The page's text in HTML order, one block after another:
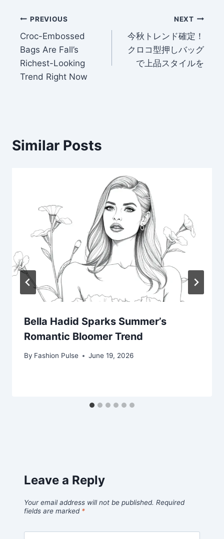
Post
navigation
PREVIOUS
Croc-Embossed
Bags Are Fall’s
Richest-Looking
Trend Right Now
NEXT
今秋トレンド確定！
クロコ型押しバッグ
で上品スタイルを
Similar Posts
Bella Hadid Sparks Summer’s
Romantic Bloomer Trend
By Fashion Pulse June 19, 2026
Leave a Reply
Your email address will not be published. Required
fields are marked *